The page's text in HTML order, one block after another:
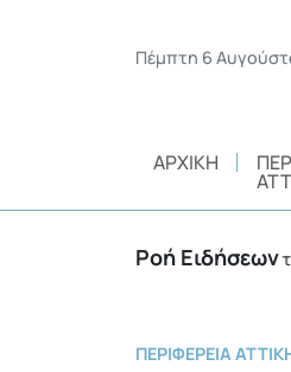
Πέμπτη 6
ΑΡΧΙΚΉ
Ροή Ειδήσεων
διαβάσεις στα σχολεία του
ΠΕΡΙΦΈΡΕΙΑ